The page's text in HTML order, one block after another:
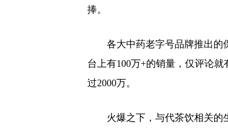
捧。
各大中药老字号品牌推出的
台上有100万+的销量，仅评论
过2000万。
火爆之下，与代茶饮相关的